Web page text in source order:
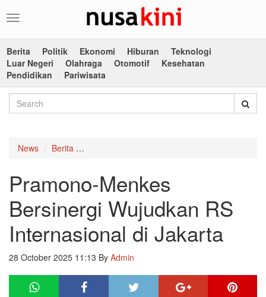
Toggle
Berita
Politik Ekonomi Hiburan
Teknologi
Luar Negeri
Olahraga Otomotif
Kesehatan
Pendidikan
Pariwisata
News Berita
Pramono-Menkes
Bersinergi Wujudkan RS
Internasional di Jakarta
28 October 2025 11:13 By Admin